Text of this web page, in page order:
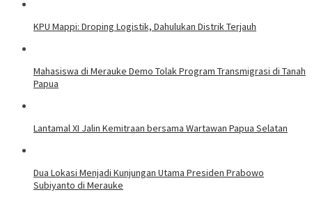
KPU Mappi: Droping Logistik, Dahulukan Distrik Terjauh
Mahasiswa di Merauke Demo Tolak Program Transmigrasi di Tanah
Papua
Lantamal XI Jalin Kemitraan bersama Wartawan Papua Selatan
Dua Lokasi Menjadi Kunjungan Utama Presiden Prabowo
Subiyanto di Merauke